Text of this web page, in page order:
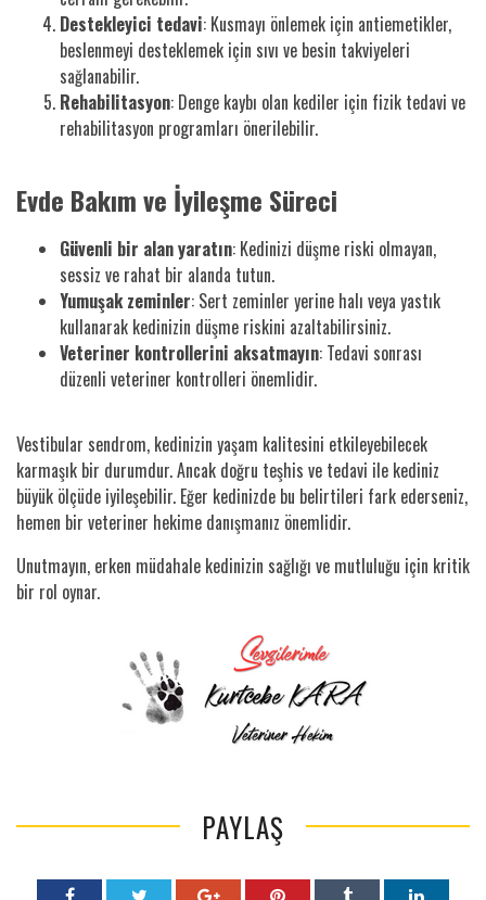
Destekleyici tedavi: Kusmayı önlemek için antiemetikler,
beslenmeyi desteklemek için sıvı ve besin takviyeleri
sağlanabilir.
Rehabilitasyon: Denge kaybı olan kediler için fizik tedavi ve
rehabilitasyon programları önerilebilir.
Evde Bakım ve İyileşme Süreci
Güvenli bir alan yaratın: Kedinizi düşme riski olmayan,
sessiz ve rahat bir alanda tutun.
Yumuşak zeminler: Sert zeminler yerine halı veya yastık
kullanarak kedinizin düşme riskini azaltabilirsiniz.
Veteriner kontrollerini aksatmayın: Tedavi sonrası
düzenli veteriner kontrolleri önemlidir.
Vestibular sendrom, kedinizin yaşam kalitesini etkileyebilecek
karmaşık bir durumdur. Ancak doğru teşhis ve tedavi ile kediniz
büyük ölçüde iyileşebilir. Eğer kedinizde bu belirtileri fark ederseniz,
hemen bir veteriner hekime danışmanız önemlidir.
Unutmayın, erken müdahale kedinizin sağlığı ve mutluluğu için kritik
bir rol oynar.
PAYLAŞ